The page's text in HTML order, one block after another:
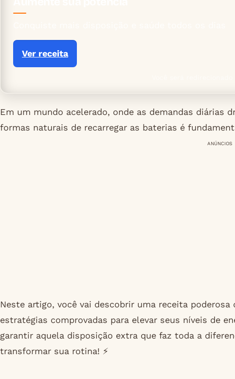
Ver receita
Em um mundo acelerado, onde as demandas diárias
formas naturais de recarregar as baterias é
ANÚNCIOS
Neste artigo, você vai descobrir uma receita
estratégias comprovadas para elevar seus níveis de
garantir aquela disposição extra que faz toda a
transformar sua rotina! ⚡